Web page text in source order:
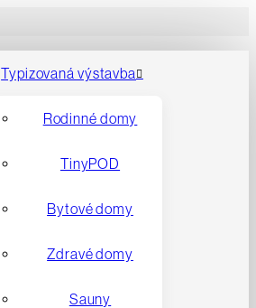
Typizovaná výstavba
Rodinné domy
TinyPOD
Bytové domy
Zdravé domy
Sauny